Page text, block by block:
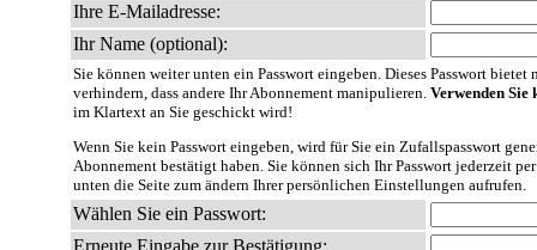
Ihre E-Mailadresse:
Ihr Name (optional):
Sie können weiter unten ein Passwort eingeben. Dieses Passwort
verhindern, dass andere Ihr Abonnement manipulieren. Verwenden Sie
im Klartext an Sie geschickt wird!
Wenn Sie kein Passwort eingeben, wird für Sie ein Zufallspasswort
Abonnement bestätigt haben. Sie können sich Ihr Passwort jederzeit
unten die Seite zum ändern Ihrer persönlichen Einstellungen aufrufen.
Wählen Sie ein Passwort:
Erneute Eingabe zur Bestätigung: